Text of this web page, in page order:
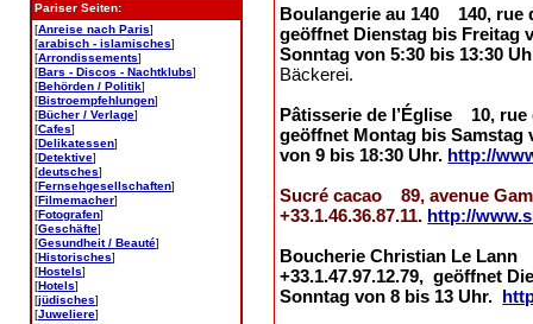
Pariser Seiten:
[Anreise nach Paris]
[arabisch - islamisches]
[Arrondissements]
[Bars - Discos - Nachtklubs]
[Behörden / Politik]
[Bistroempfehlungen]
[Bücher / Verlage]
[Cafes]
[Delikatessen]
[Detektive]
[deutsches]
[Fernsehgesellschaften]
[Filmemacher]
[Fotografen]
[Geschäfte]
[Gesundheit / Beauté]
[Historisches]
[Hostels]
[Hotels]
[jüdisches]
[Juweliere]
Boulangerie au 140 140, rue
geöffnet Dienstag bis Freitag
Sonntag von 5:30 bis 13:30
Bäckerei.
Pâtisserie de l’Église 10, rue
geöffnet Montag bis Samstag
von 9 bis 18:30 Uhr. http://
Sucré cacao 89, avenue
+33.1.46.36.87.11. http://
Boucherie Christian Le Lann
+33.1.47.97.12.79, geöffnet
Sonntag von 8 bis 13 Uhr.